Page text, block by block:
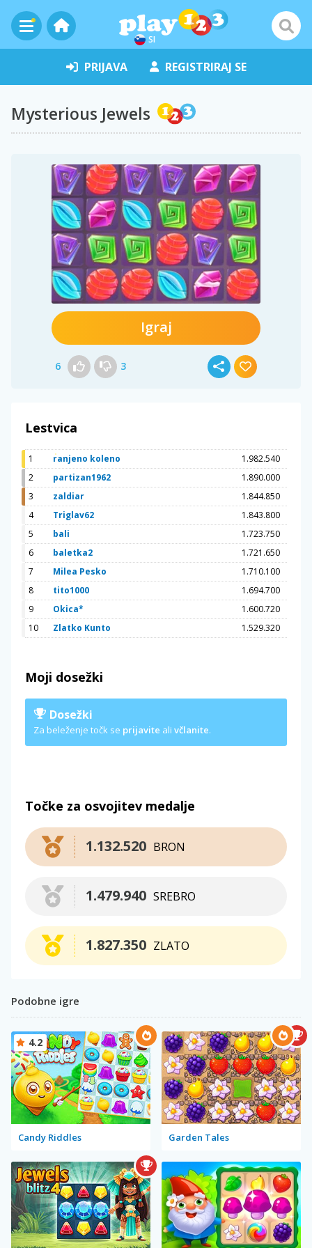
SI
PRIJAVA REGISTRIRAJ SE
Mysterious Jewels
Igraj
6 3
Lestvica
1 ranjeno koleno
1.982.540
2
partizan1962
1.890.000
3
zaldiar
1.844.850
4
Triglav62
1.843.800
5
bali
1.723.750
6
baletka2
1.721.650
7
Milea Pesko
1.710.100
8
tito1000
1.694.700
9
Okica*
1.600.720
10
Zlatko Kunto 1.529.320
Moji dosežki
Dosežki
Za beleženje točk se prijavite ali včlanite.
Točke za osvojitev medalje
BRON
1.132.520
SREBRO
1.479.940
ZLATO
1.827.350
Podobne igre
Candy Riddles
4.2
Garden Tales